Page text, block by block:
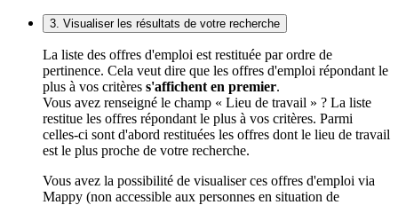
3. Visualiser les résultats de votre recherche
La liste des offres d'emploi est restituée par ordre de
pertinence. Cela veut dire que les offres d'emploi répondant le
plus à vos critères s'affichent en premier.
Vous avez renseigné le champ « Lieu de travail » ? La liste
restitue les offres répondant le plus à vos critères. Parmi
celles-ci sont d'abord restituées les offres dont le lieu de travail
est le plus proche de votre recherche.
Vous avez la possibilité de visualiser ces offres d'emploi via
Mappy (non accessible aux personnes en situation de